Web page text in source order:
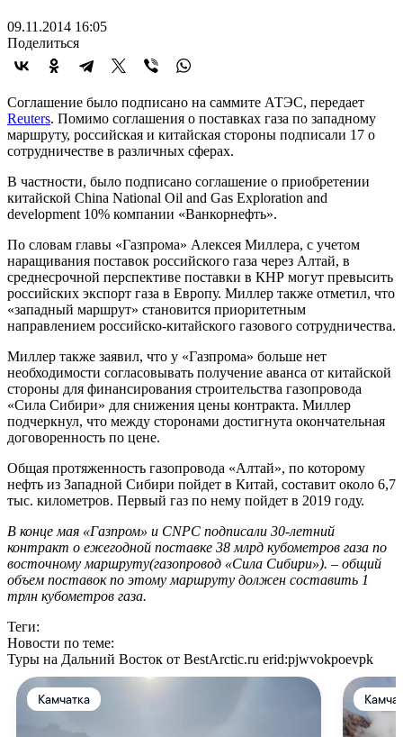
09.11.2014 16:05
Поделиться
Соглашение было подписано на саммите АТЭС, передает
Reuters. Помимо соглашения о поставках газа по западному
маршруту, российская и китайская стороны подписали 17 о
сотрудничестве в различных сферах.
В частности, было подписано соглашение о приобретении
китайской China National Oil and Gas Exploration and
development 10% компании «Ванкорнефть».
По словам главы «Газпрома» Алексея Миллера, с учетом
наращивания поставок российского газа через Алтай, в
среднесрочной перспективе поставки в КНР могут превысить
российских экспорт газа в Европу. Миллер также отметил, что
«западный маршрут» становится приоритетным
направлением российско-китайского газового сотрудничества.
Миллер также заявил, что у «Газпрома» больше нет
необходимости согласовывать получение аванса от китайской
стороны для финансирования строительства газопровода
«Сила Сибири» для снижения цены контракта. Миллер
подчеркнул, что между сторонами достигнута окончательная
договоренность по цене.
Общая протяженность газопровода «Алтай», по которому
нефть из Западной Сибири пойдет в Китай, составит около 6,7
тыс. километров. Первый газ по нему пойдет в 2019 году.
В конце мая «Газпром» и CNPC подписали 30-летний
контракт о ежегодной поставке 38 млрд кубометров газа по
восточному маршруту(газопровод «Сила Сибири»). – общий
объем поставок по этому маршруту должен составить 1
трлн кубометров газа.
Теги:
Новости по теме:
Туры на Дальний Восток от BestArctic.ru erid:pjwvokpoevpk